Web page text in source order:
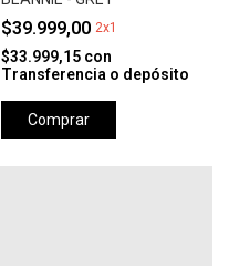
$39.999,00 2x1
$33.999,15 con
Transferencia o depósito
Comprar